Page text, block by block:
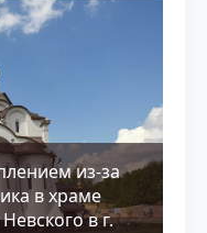
из-за
в храме
в г.